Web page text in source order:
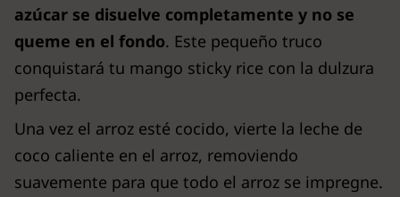
azúcar se disuelve completamente y no se
queme en el fondo. Este pequeño truco
conquistará tu mango sticky rice con la dulzura
perfecta.
Una vez el arroz esté cocido, vierte la leche de
coco caliente en el arroz, removiendo
suavemente para que todo el arroz se impregne.